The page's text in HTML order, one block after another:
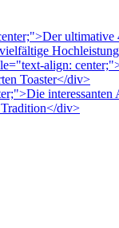
align:
Toaster</div>
interessanten
div>